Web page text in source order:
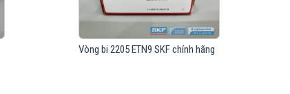
Vòng bi 2205 ETN9 SKF chính hãng